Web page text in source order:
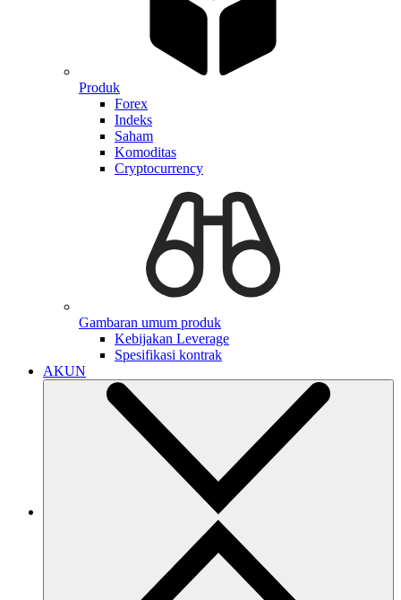
Produk
Forex
Indeks
Saham
Komoditas
Cryptocurrency
Gambaran umum produk
Kebijakan Leverage
Spesifikasi kontrak
AKUN